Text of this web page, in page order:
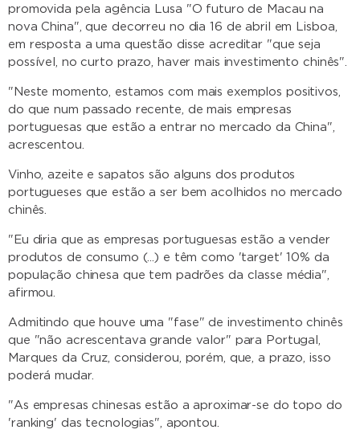
promovida pela agência Lusa "O futuro de Macau na
nova China", que decorreu no dia 16 de abril em Lisboa,
em resposta a uma questão disse acreditar "que seja
possível, no curto prazo, haver mais investimento chinês".
"Neste momento, estamos com mais exemplos positivos,
do que num passado recente, de mais empresas
portuguesas que estão a entrar no mercado da China",
acrescentou.
Vinho, azeite e sapatos são alguns dos produtos
portugueses que estão a ser bem acolhidos no mercado
chinês.
"Eu diria que as empresas portuguesas estão a vender
produtos de consumo (...) e têm como 'target' 10% da
população chinesa que tem padrões da classe média",
afirmou.
Admitindo que houve uma "fase" de investimento chinês
que "não acrescentava grande valor" para Portugal,
Marques da Cruz, considerou, porém, que, a prazo, isso
poderá mudar.
"As empresas chinesas estão a aproximar-se do topo do
'ranking' das tecnologias", apontou.